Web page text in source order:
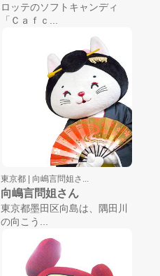
ロッテのソフトキャンディ
「Ｃａｆｃ...
東京都 | 向嶋言問姐さ...
向嶋言問姐さん
東京都墨田区向島は、隅田川
の向こう...